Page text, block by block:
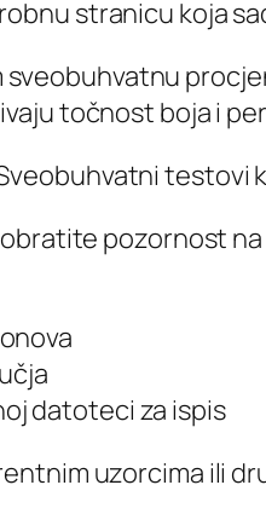
stranicu koja
točnost boja i
testovi
pozornost
datoteci za ispis
uzorcima ili